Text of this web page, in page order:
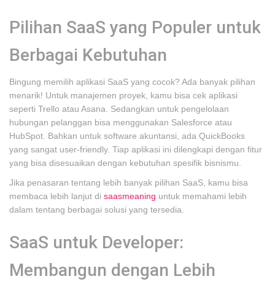
Pilihan SaaS yang Populer untuk
Berbagai Kebutuhan
Bingung memilih aplikasi SaaS yang cocok? Ada banyak pilihan
menarik! Untuk manajemen proyek, kamu bisa cek aplikasi
seperti Trello atau Asana. Sedangkan untuk pengelolaan
hubungan pelanggan bisa menggunakan Salesforce atau
HubSpot. Bahkan untuk software akuntansi, ada QuickBooks
yang sangat user-friendly. Tiap aplikasi ini dilengkapi dengan fitur
yang bisa disesuaikan dengan kebutuhan spesifik bisnismu.
Jika penasaran tentang lebih banyak pilihan SaaS, kamu bisa
membaca lebih lanjut di saasmeaning untuk memahami lebih
dalam tentang berbagai solusi yang tersedia.
SaaS untuk Developer:
Membangun dengan Lebih